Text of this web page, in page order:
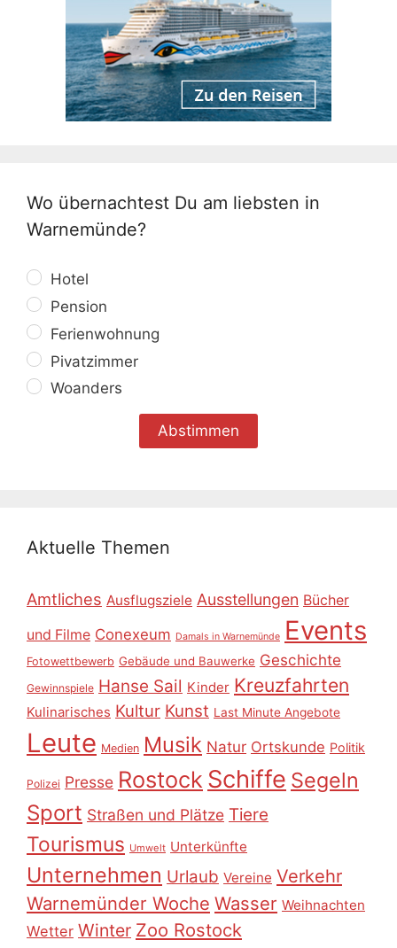
Wo übernachtest Du am liebsten in
Warnemünde?
Hotel
Pension
Ferienwohnung
Pivatzimmer
Woanders
Aktuelle Themen
Amtliches Ausflugsziele Ausstellungen Bücher
und Filme Conexeum Damals in Warnemünde Events
Fotowettbewerb Gebäude und Bauwerke Geschichte
Gewinnspiele Hanse Sail Kinder Kreuzfahrten
Kulinarisches Kultur Kunst Last Minute Angebote
Leute Medien Musik Natur Ortskunde Politik
Polizei Presse Rostock Schiffe Segeln
Sport Straßen und Plätze Tiere
Tourismus Umwelt Unterkünfte
Unternehmen Urlaub Vereine Verkehr
Warnemünder Woche Wasser Weihnachten
Wetter Winter Zoo Rostock